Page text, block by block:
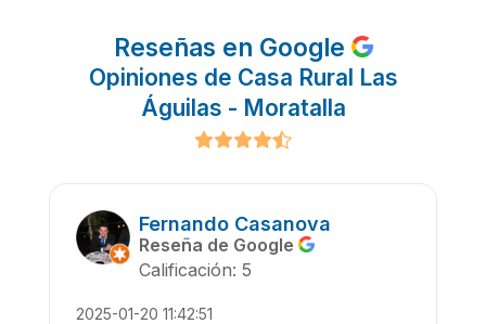
Reseñas en Google
Opiniones de Casa Rural Las
Águilas - Moratalla
Fernando Casanova
Reseña de Google
Calificación: 5
2025-01-20 11:42:51